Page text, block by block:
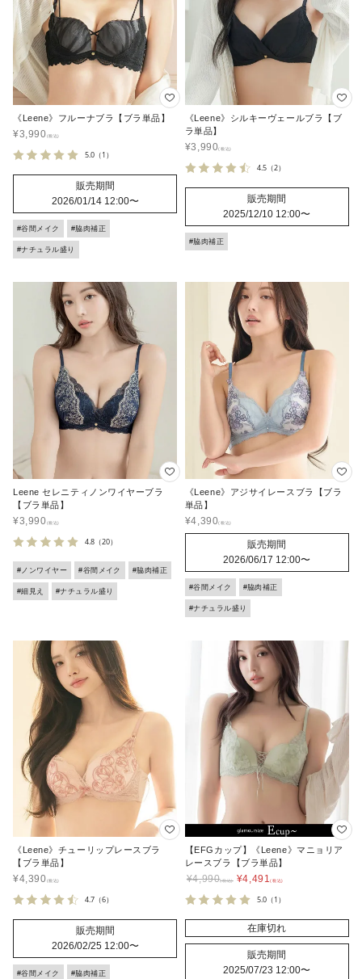
《Leene》フルーナブラ【ブラ単品】
¥3,990
5.0 （1）
販売期間
2026/01/14 12:00〜
#谷間メイク #脇肉補正
#ナチュラル盛り
《Leene》シルキーヴェールブラ【ブ
ラ単品】
¥3,990
4.5（2）
販売期間
2025/12/10 12:00〜
#脇肉補正
Leene セレニティノンワイヤーブラ
【ブラ単品】
¥3,990
4.8 （20）
#ノンワイヤー #谷間メイク #脇肉補正
#細見え #ナチュラル盛り
《Leene》アジサイレースブラ【ブラ
単品】
¥4,390
販売期間
2026/06/17 12:00〜
#谷間メイク #脇肉補正
#ナチュラル盛り
《Leene》チューリップレースブラ
【ブラ単品】
¥4,390
4.7 （6）
販売期間
2026/02/25 12:00〜
#谷間メイク #脇肉補正
【EFGカップ】《Leene》マニョリア
レースブラ【ブラ単品】
¥4,990 ¥4,491
5.0（1）
在庫切れ
販売期間
2025/07/23 12:00〜